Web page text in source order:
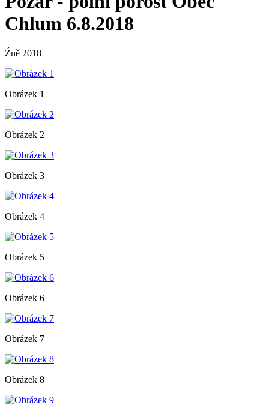
Chlum 6.8.2018
Źně 2018
Obrázek 1
Obrázek 2
Obrázek 3
Obrázek 4
Obrázek 5
Obrázek 6
Obrázek 7
Obrázek 8